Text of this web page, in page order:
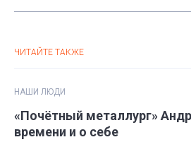
ЧИТАЙТЕ ТАКЖЕ
НАШИ ЛЮДИ
«Почётный металлург»
времени и о себе